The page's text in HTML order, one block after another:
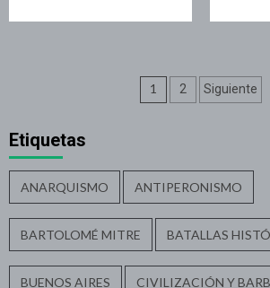
Navegación
1 2 Siguiente
Etiquetas
ANARQUISMO ANTIPERONISMO
BARTOLOMÉ MITRE BATALLAS
BUENOS AIRES CIVILIZACIÓN Y